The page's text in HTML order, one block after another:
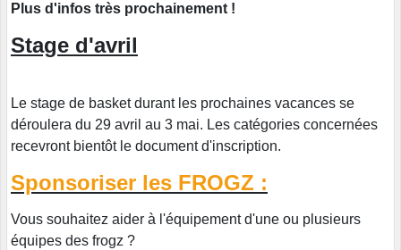
Plus d'infos très prochainement !
Stage d'avril
Le stage de basket durant les prochaines vacances se
déroulera du 29 avril au 3 mai. Les catégories concernées
recevront bientôt le document d'inscription.
Sponsoriser les FROGZ :
Vous souhaitez aider à l'équipement d'une ou plusieurs
équipes des frogz ?